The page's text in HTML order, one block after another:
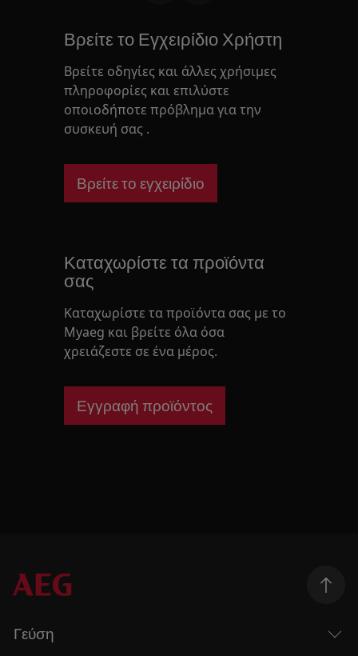
Βρείτε το Εγχειρίδιο Χρήστη
Βρείτε οδηγίες και άλλες χρήσιμες
πληροφορίες και επιλύστε
οποιοδήποτε πρόβλημα για την
συσκευή σας .
Βρείτε το εγχειρίδιο
Καταχωρίστε τα προϊόντα
σας
Καταχωρίστε τα προϊόντα σας με το
Myaeg και βρείτε όλα όσα
χρειάζεστε σε ένα μέρος.
Εγγραφή προϊόντος
Γεύση